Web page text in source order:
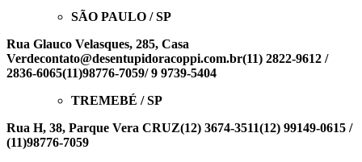
SÃO PAULO / SP
Rua Glauco Velasques, 285, Casa
Verdecontato@desentupidoracoppi.com.br(11) 2822-9612 /
2836-6065(11)98776-7059/ 9 9739-5404
TREMEBÉ / SP
Rua H, 38, Parque Vera CRUZ(12) 3674-3511(12) 99149-0615 /
(11)98776-7059